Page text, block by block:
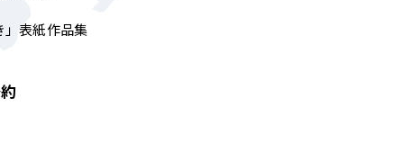
」表紙作品集